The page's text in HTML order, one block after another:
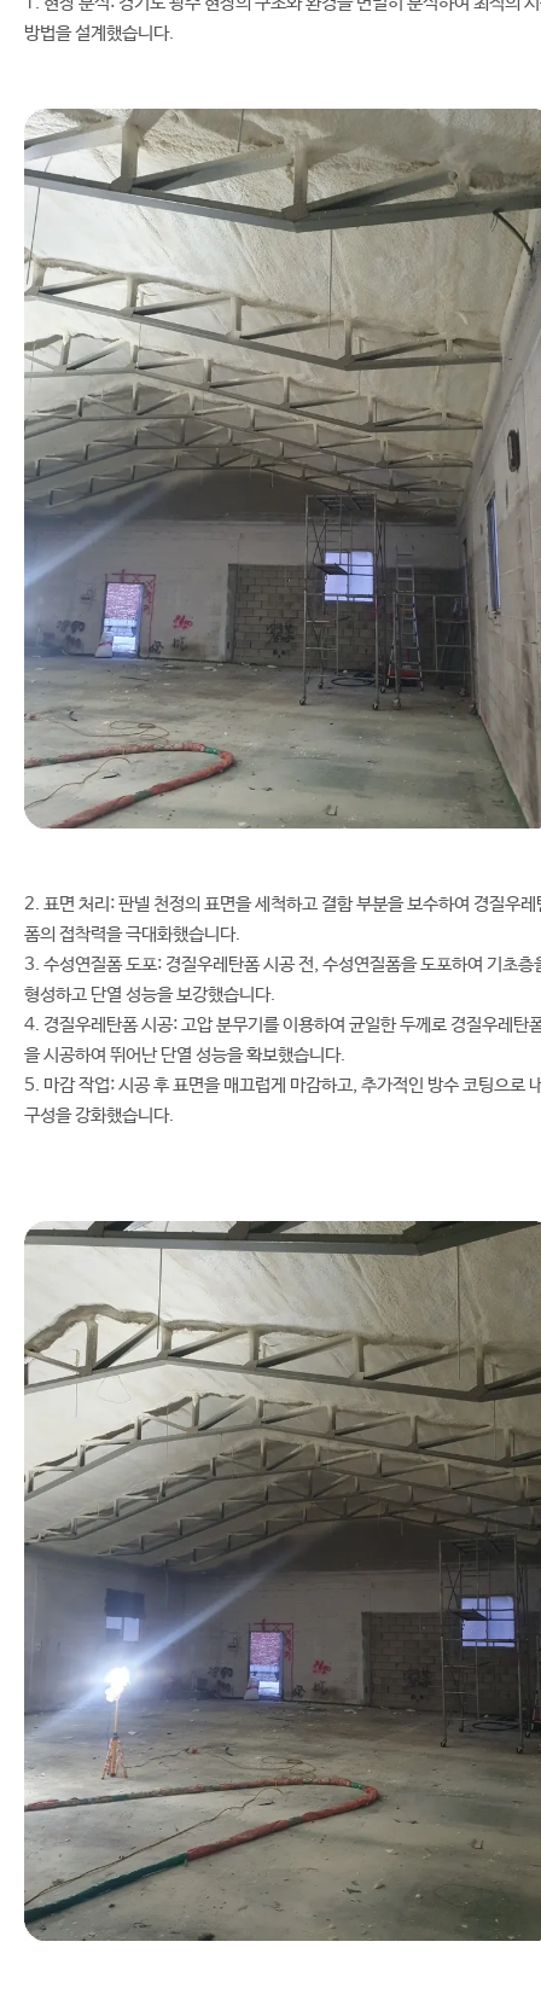
방법을 설계했습니다.
2. 표면 처리: 판넬 천정의 표면을 세척하고 결함 부분을 보수하여 경질우레
폼의 접착력을 극대화했습니다.
3. 수성연질폼 도포: 경질우레탄폼 시공 전, 수성연질폼을 도포하여 기초층
형성하고 단열 성능을 보강했습니다.
4. 경질우레탄폼 시공: 고압 분무기를 이용하여 균일한 두께로 경질우레탄
을 시공하여 뛰어난 단열 성능을 확보했습니다.
5. 마감 작업: 시공 후 표면을 매끄럽게 마감하고, 추가적인 방수 코팅으로
구성을 강화했습니다.